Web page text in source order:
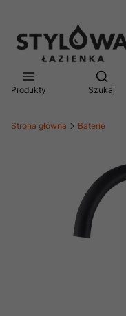
Produkty Szukaj
Strona główna Baterie